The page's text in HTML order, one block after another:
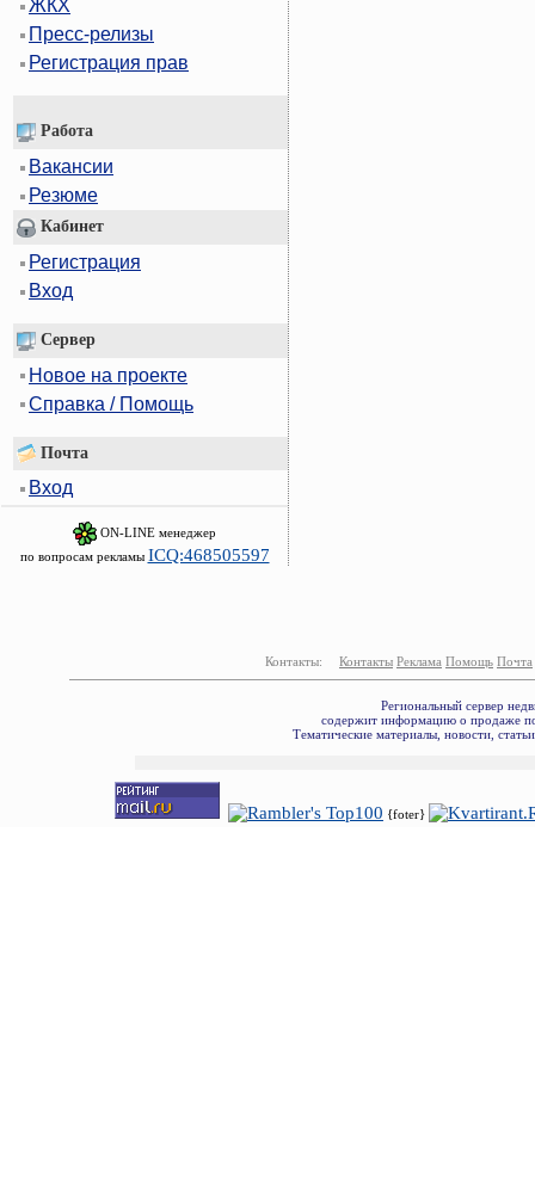
ЖКХ
Пресс-релизы
Регистрация прав
Работа
Вакансии
Резюме
Кабинет
Регистрация
Вход
Сервер
Новое на проекте
Справка / Помощь
Почта
Вход
ON-LINE менеджер
по вопросам рекламы ICQ:468505597
Контакты: Контакты Реклама Помощь Почта
Региональный сервер
содержит информацию о продаже
Тематические материалы, новости,
{foter}